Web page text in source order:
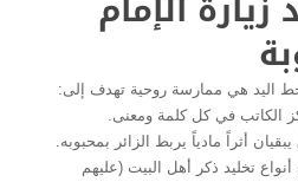
اليد هي ممارسة روحية تهدف إلى:
الكاتب في كل كلمة ومعنى.
أثراً مادياً يربط الزائر بمحبوبه.
تخليد ذكر أهل البيت (عليهم